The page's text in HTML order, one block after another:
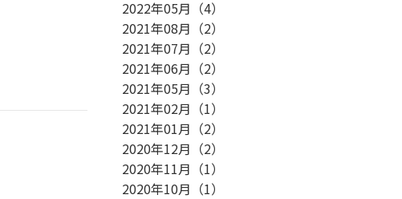
2022年05月 （4）
2021年08月 （2）
2021年07月 （2）
2021年06月 （2）
2021年05月 （3）
2021年02月 （1）
2021年01月 （2）
2020年12月 （2）
2020年11月 （1）
2020年10月 （1）